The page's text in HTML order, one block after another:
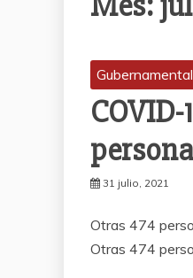
31 julio, 2021
Otras 474
Otras 474